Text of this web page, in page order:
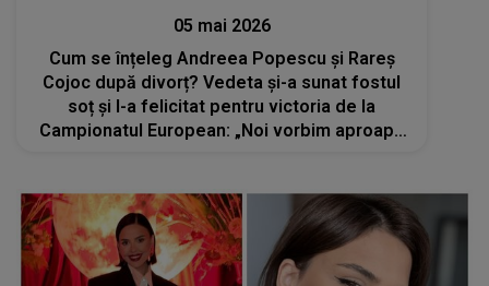
05 mai 2026
Cum se înțeleg Andreea Popescu și Rareș
Cojoc după divorț? Vedeta și-a sunat fostul
soț și l-a felicitat pentru victoria de la
Campionatul European: „Noi vorbim aproape